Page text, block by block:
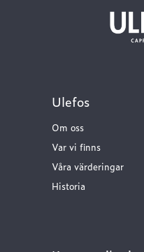
Ulefos
Om oss
Var vi finns
Våra värderingar
Historia